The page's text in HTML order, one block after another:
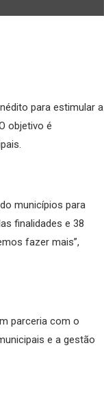
para estimular a
objetivo é
municípios para
finalidades e 38
fazer mais”,
parceria com o
e a gestão